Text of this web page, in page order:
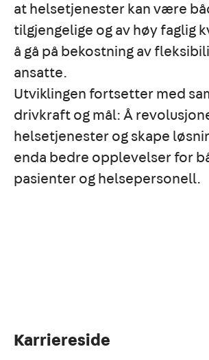
at helsetjenester kan være
tilgjengelige og av høy faglig
å gå på bekostning av
ansatte.
Utviklingen fortsetter med
drivkraft og mål: Å
helsetjenester og skape
enda bedre opplevelser for
pasienter og helsepersonell.
Karriereside